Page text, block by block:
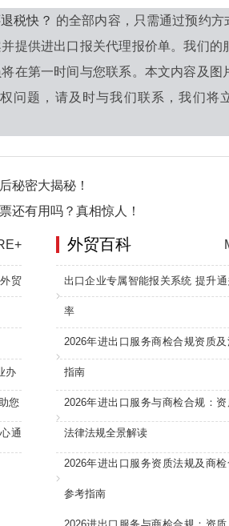
税快？ 的全部内容，只需通过预约方
提供进出口报关代理报价单。我们
在第一时间与您联系。本文内容及
问题，请及时与我们联系，我们将
秘密大揭秘！
还有用吗？真相惊人！
贸
办
您
通
外贸百科
出口企业专属智能报关系统 提升
率
2026年进出口服务商检合规资质
指南
2026年进出口服务与商检合规：
法律法规全景解读
2026年进出口服务资质法规及商
参考指南